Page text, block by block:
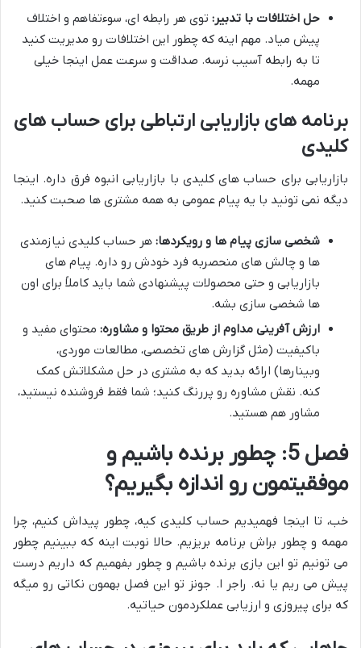
حل اختلافات با تدبیر: توی هر رابطه ای، سوءتفاهم و اختلاف
پیش میاد. مهم اینه که چطور این اختلافات رو مدیریت کنید
تا به رابطه آسیب نرسه. صداقت و سرعت عمل اینجا خیلی
مهمه.
برنامه های بازاریابی ارتباطی برای حساب های
کلیدی
بازاریابی برای حساب های کلیدی با بازاریابی انبوه فرق داره. اینجا
دیگه نمی تونید با یه پیام عمومی به همه مشتری ها صحبت کنید.
شخصی سازی پیام ها و رویکردها: هر حساب کلیدی نیازمندی
ها و چالش های منحصربه فرد خودش رو داره. پیام های
بازاریابی و حتی محصولات پیشنهادی شما باید کاملاً برای اون
ها شخصی سازی بشه.
ارزش آفرینی مداوم از طریق محتوا و مشاوره: محتوای مفید و
باکیفیت (مثل گزارش های تخصصی، مطالعات موردی،
وبینارها) ارائه بدید که به مشتری در حل مشکلاتش کمک
کنه. نقش مشاوره رو پررنگ کنید؛ شما فقط فروشنده نیستید،
مشاور هم هستید.
فصل 5: چطور برنده باشیم و
موفقیتمون رو اندازه بگیریم؟
خب، تا اینجا فهمیدیم حساب کلیدی کیه، چطور پیداش کنیم، چرا
مهمه و چطور براش برنامه بریزیم. حالا نوبت اینه که ببینیم چطور
می تونیم تو این بازی برنده باشیم و چطور بفهمیم که داریم درست
پیش می ریم یا نه. راجر ا. جونز تو این فصل بهمون نکاتی رو میگه
که برای پیروزی و ارزیابی عملکردمون حیاتیه.